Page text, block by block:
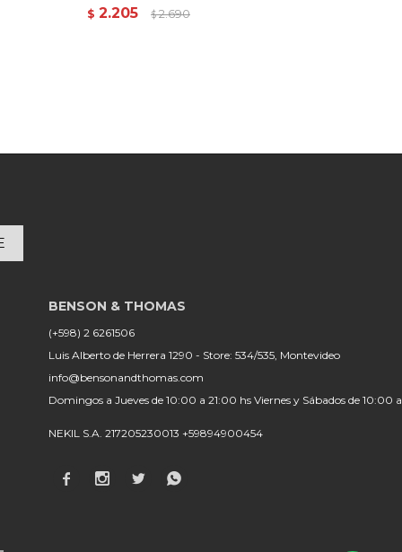
$ 2.205 $ 2.690
(+598) 2 6261506
Luis Alberto de Herrera 1290 - Store: 534/535, Montevideo
info@bensonandthomas.com
Domingos a Jueves de 10:00 a 21:00 hs Viernes y Sábados de 10:00
NEKIL S.A. 217205230013 +59894900454
   